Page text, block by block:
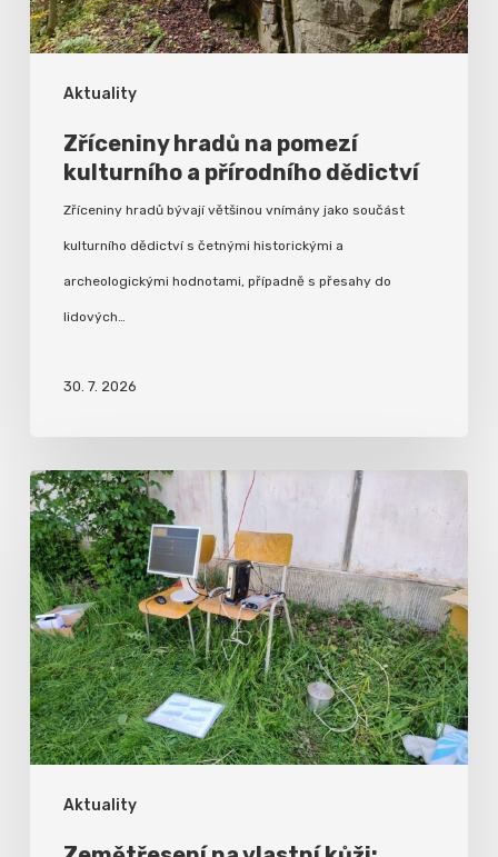
Aktuality
Zříceniny hradů na pomezí
kulturního a přírodního dědictví
Zříceniny hradů bývají většinou vnímány jako součást
kulturního dědictví s četnými historickými a
archeologickými hodnotami, případně s přesahy do
lidových…
30. 7. 2026
Aktuality